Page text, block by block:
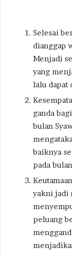
Selesai
dianggap
Menjadi
yang
lalu dapat
ganda
bulan
baiknya
pada
yakni jadi
peluang